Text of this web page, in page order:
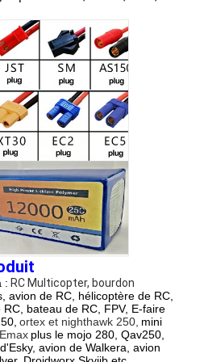
d'ion de lithium
de l'énergie
: RC Multicopter, bourdon
avion de RC, hélicoptère de RC,
bateau de RC, FPV, E-faire
ortex et nighthawk 250, mini
Emax plus le mojo 280, Qav250,
avion de Walkera, avion